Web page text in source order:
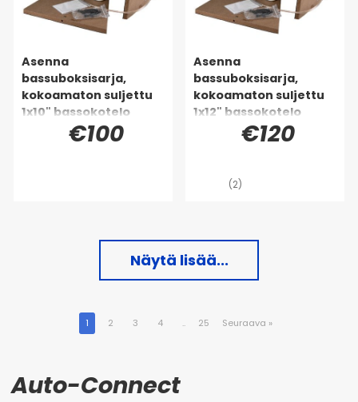
Asenna
bassuboksisarja,
kokoamaton suljettu
1x10" bassokotelo
Auto-Connectilta
€100
Asenna
bassuboksisarja,
kokoamaton suljettu
1x12" bassokotelo
Auto-Connectilta
€120
(2)
Näytä lisää...
1 2 3 4 .. 25 Seuraava »
Auto-Connect